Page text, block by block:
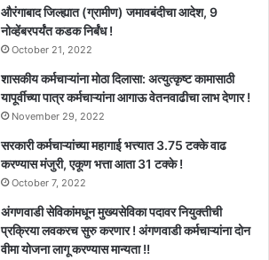
औरंगाबाद जिल्ह्यात (ग्रामीण) जमावबंदीचा आदेश, 9
नोव्हेंबरपर्यंत कडक निर्बंध !
October 21, 2022
शासकीय कर्मचाऱ्यांना मोठा दिलासा: अत्युत्कृष्ट कामासाठी
यापूर्वीच्या पात्र कर्मचाऱ्यांना आगाऊ वेतनवाढीचा लाभ देणार !
November 29, 2022
सरकारी कर्मचाऱ्यांच्या महागाई भत्त्यात 3.75 टक्के वाढ
करण्यास मंजुरी, एकूण भत्ता आता 31 टक्के !
October 7, 2022
अंगणवाडी सेविकांमधून मुख्यसेविका पदावर नियुक्तीची
प्रक्रिया लवकरच सुरु करणार ! अंगणवाडी कर्मचाऱ्यांना दोन
वीमा योजना लागू करण्यास मान्यता !!